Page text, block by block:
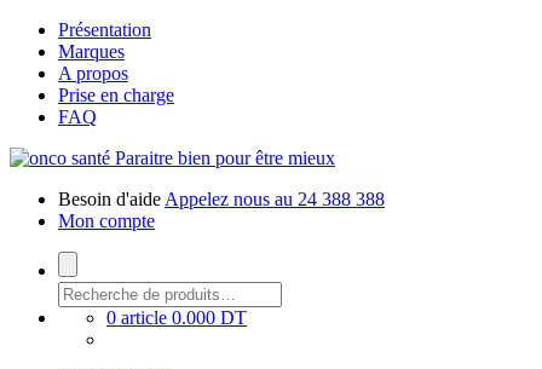
Présentation
Marques
A propos
Prise en charge
FAQ
Paraitre bien pour être mieux
Besoin d'aide Appelez nous au 24 388 388
Mon compte
0 article 0.000 DT